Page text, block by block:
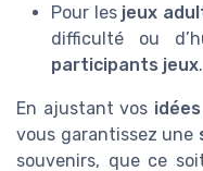
Pour les jeux
difficulté ou
participants jeux.
En ajustant vos
vous garantissez une
souvenirs, que ce